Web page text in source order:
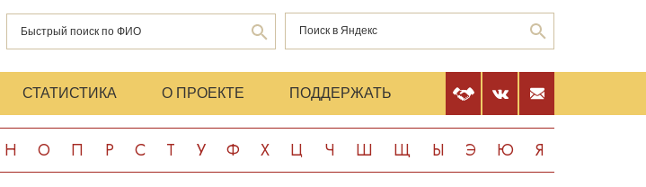
СТАТИСТИКА О ПРОЕКТЕ ПОДДЕРЖАТЬ
Н О П Р С Т У Ф Х Ц Ч Ш Щ Ы Э Ю Я